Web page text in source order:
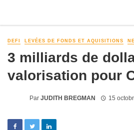
DEFI LEVÉES DE FONDS ET AQUISITIONS
3 milliards de
valorisation pour
Par JUDITH BREGMAN 15